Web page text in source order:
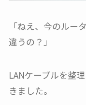
「ねえ、今のルー
違うの？」
LANケーブルを整
きました。